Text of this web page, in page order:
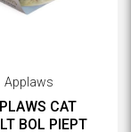
Applaws
CAT
BOL PIEPT